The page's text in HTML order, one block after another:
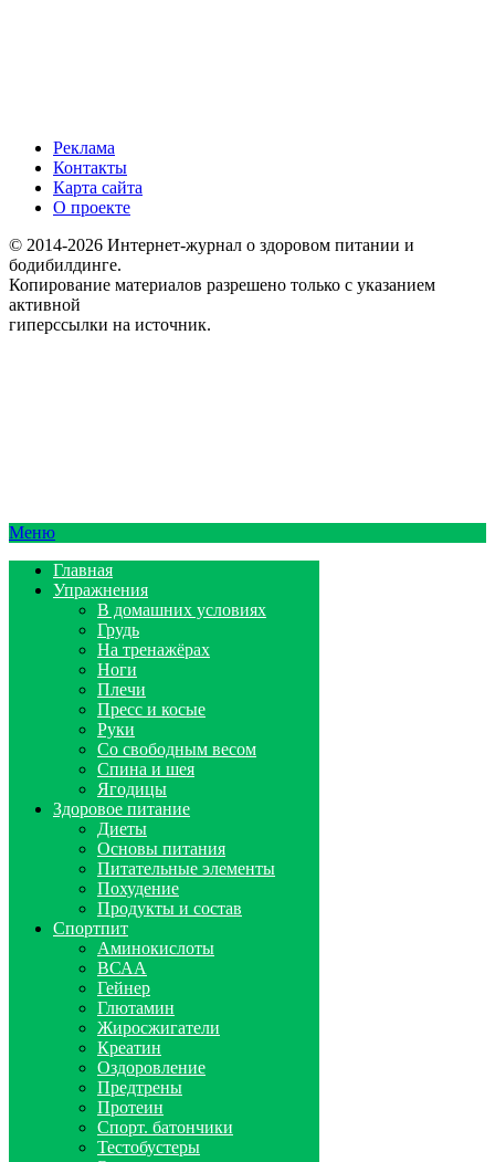
Реклама
Контакты
Карта сайта
О проекте
© 2014-2026 Интернет-журнал о здоровом питании и
бодибилдинге.
Копирование материалов разрешено только с указанием
активной
гиперссылки на источник.
Меню
Главная
Упражнения
В домашних условиях
Грудь
На тренажёрах
Ноги
Плечи
Пресс и косые
Руки
Со свободным весом
Спина и шея
Ягодицы
Здоровое питание
Диеты
Основы питания
Питательные элементы
Похудение
Продукты и состав
Спортпит
Аминокислоты
ВСАА
Гейнер
Глютамин
Жиросжигатели
Креатин
Оздоровление
Предтрены
Протеин
Спорт. батончики
Тестобустеры